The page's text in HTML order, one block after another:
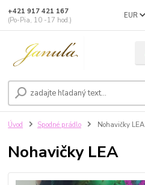
EUR
+421 917 421 167
(Po-Pia, 10 -17 hod.)
Úvod Spodné prádlo Nohavičky LEA
Nohavičky LEA